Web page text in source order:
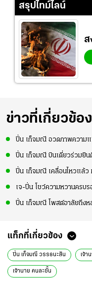
สรุปไทม์ไลน์
ส
ข่าวที่เกี่ยวข้อง
ปิ่น เก็จมณี อวดภาพความ
ปิ่น เก็จมณี บินเดี่ยวร่วมยิน
ปิ่น เก็จมณี เคลื่อนไหวแล้ว
เจ-ปิ่น โชว์ความหวานครบ
ปิ่น เก็จมณี โพสต์อาลัยถึงห
แท็กที่เกี่ยวข้อง
ปิ่น เก็จมณี วรรธนะสิน เจ้า
เจ้านาย คนละชั้น